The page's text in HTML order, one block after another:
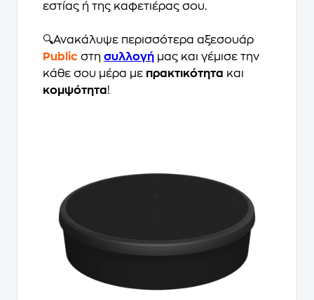
εστίας ή της καφετιέρας σου.
🔍Ανακάλυψε περισσότερα αξεσουάρ
Public στη συλλογή μας και γέμισε την
κάθε σου μέρα με πρακτικότητα και
κομψότητα!